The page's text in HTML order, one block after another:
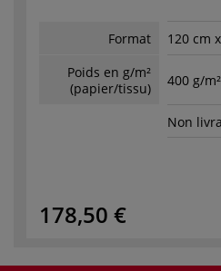
Format
120 cm
Poids en g/m²
(papier/tissu)
400 g/m²
Non
178,50 €